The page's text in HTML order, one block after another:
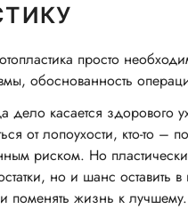
просто
обоснованность
дело касается здорового
от лопоухости, кто-то
риском. Но
но и шанс
поменять жизнь к лучшему.